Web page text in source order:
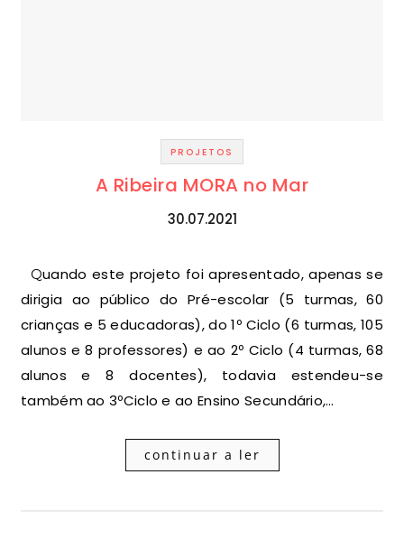
PROJETOS
A Ribeira MORA no Mar
30.07.2021
Quando este projeto foi apresentado, apenas se
dirigia ao público do Pré-escolar (5 turmas, 60
crianças e 5 educadoras), do 1º Ciclo (6 turmas, 105
alunos e 8 professores) e ao 2º Ciclo (4 turmas, 68
alunos e 8 docentes), todavia estendeu-se
também ao 3ºCiclo e ao Ensino Secundário,…
continuar a ler